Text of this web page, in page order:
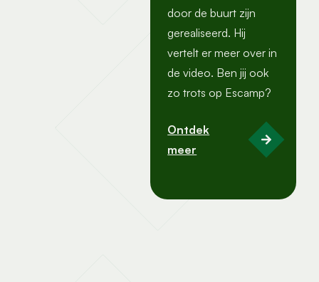
door de buurt zijn
gerealiseerd. Hij
vertelt er meer over in
de video. Ben jij ook
zo trots op Escamp?
Ontdek
meer